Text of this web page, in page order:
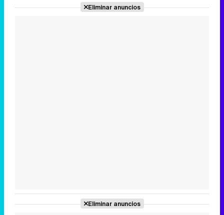
'120 Minutos' celebra sus 2.000 programas en Telemadrid con un vídeo del día a día en la redacción
Eliminar anuncios
Eliminar anuncios